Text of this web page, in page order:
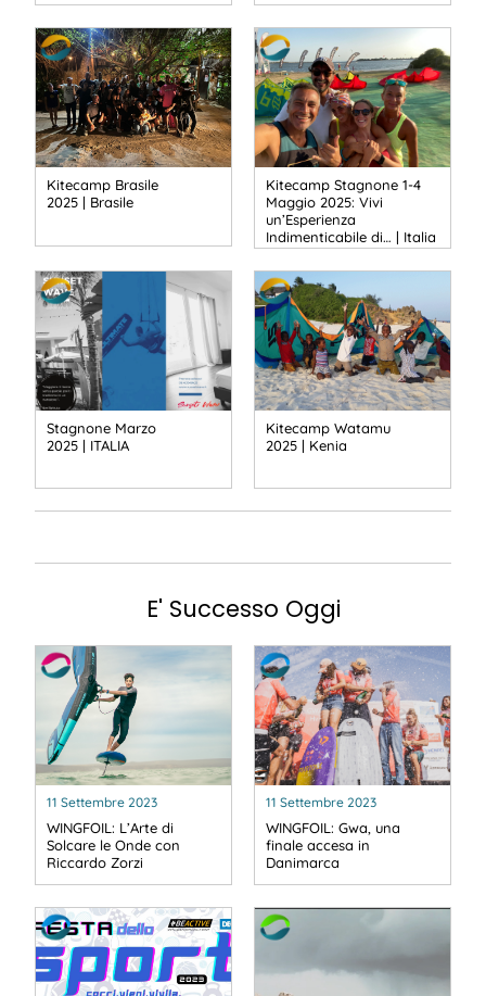
Kitecamp Brasile
2025 | Brasile
Kitecamp Stagnone 1-4
Maggio 2025: Vivi
un’Esperienza
Indimenticabile di… | Italia
Stagnone Marzo
2025 | ITALIA
Kitecamp Watamu
2025 | Kenia
E' Successo Oggi
11 Settembre 2023
WINGFOIL: L’Arte di
Solcare le Onde con
Riccardo Zorzi
11 Settembre 2023
WINGFOIL: Gwa, una
finale accesa in
Danimarca